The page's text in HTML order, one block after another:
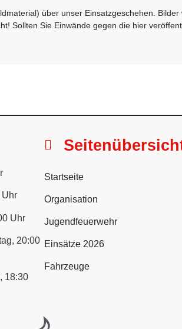
über unser Einsatzgeschehen.
Sollten Sie Einwände gegen die hier
Uhr
Uhr
20:00
18:30
Startseite
Organisation
Jugendfeuerwehr
Einsätze 2026
Fahrzeuge